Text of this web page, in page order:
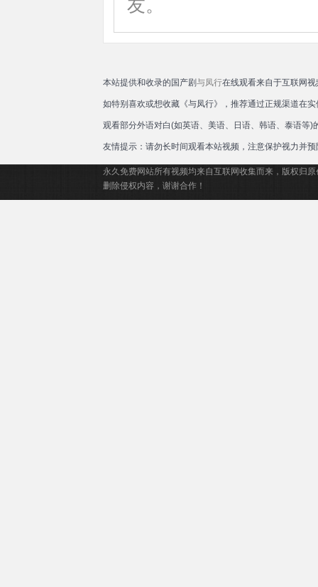
友。
本站提供和收录的国产剧与凤行在线观看来自于互联网
如特别喜欢或想收藏《与凤行》，推荐通过正规渠道在
观看部分外语对白(如英语、美语、日语、韩语、泰语等
友情提示：请勿长时间观看本站视频，注意保护视力并预
永久免费网站所有视频均来自互联网收集而来，版权归
删除侵权内容，谢谢合作！